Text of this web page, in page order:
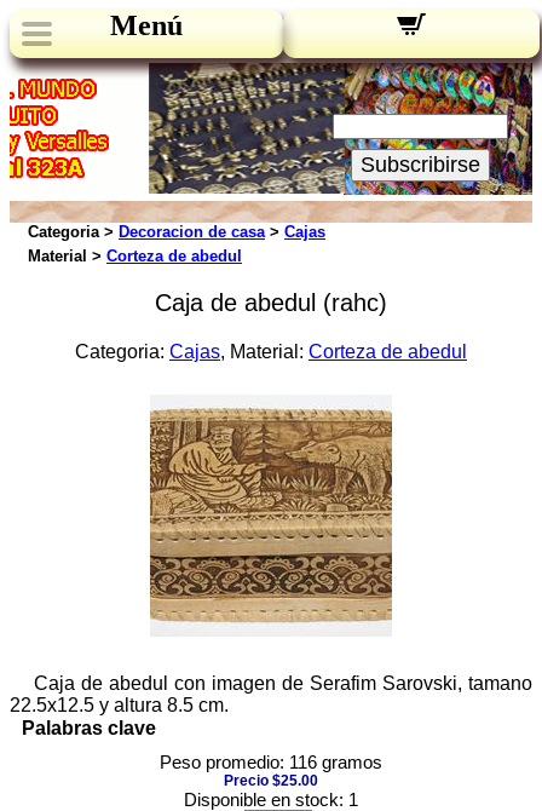
Menú
Novedades:
Su Email:
Subscribirse
Categoria > Decoracion de casa> Cajas
Material > Corteza de abedul
Caja de abedul (rahc)
Categoria: Cajas, Material: Corteza de abedul
Caja de abedul con imagen de Serafim Sarovski, tamano
22.5x12.5 y altura 8.5 cm.
Palabras clave
Peso promedio: 116 gramos
Precio $25.00
Disponible en stock: 1